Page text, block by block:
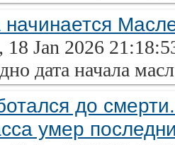
начинается
18 Jan 2026
дата начала
до
умер